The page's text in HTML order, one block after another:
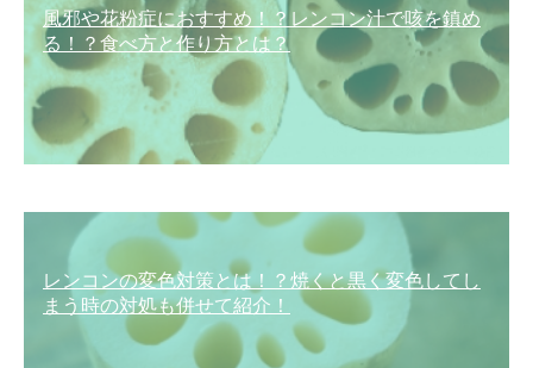
風邪や花粉症におすすめ！？レンコン汁で咳を鎮め
る！？食べ方と作り方とは？
レンコンの変色対策とは！？焼くと黒く変色してし
まう時の対処も併せて紹介！